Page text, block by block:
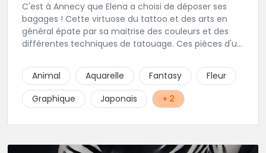
C'est à Annecy que Elena a choisi de déposer ses
bagages ! Cette virtuose du tattoo et des arts en
général épate par sa maitrise des couleurs et des
différentes techniques de tatouage. Ces pièces d'un
On vient de très loin pour se faire tatouer par cette
artiste ! N'hésitez pas à la contacter par téléphone:
0648079720 ou messages sur Instagram ou
Facebook.
Animal Aquarelle Fantasy
Fleur
Graphique
Japonais + 2